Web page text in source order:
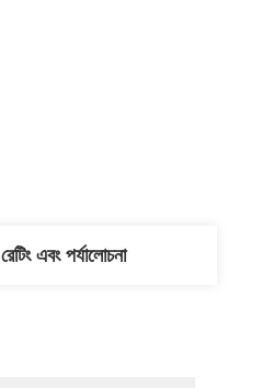
রেটিং এবং পর্যালোচনা